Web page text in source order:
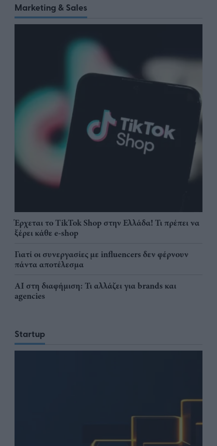
Marketing & Sales
Έρχεται το TikTok Shop στην Ελλάδα! Τι πρέπει να
ξέρει κάθε e-shop
Γιατί οι συνεργασίες με influencers δεν φέρνουν
πάντα αποτέλεσμα
AI στη διαφήμιση: Τι αλλάζει για brands και
agencies
Startup